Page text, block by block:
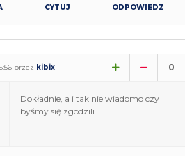
CYTUJ ODPOWIEDZ
przez kibix 0
Dokładnie, a i tak nie wiadomo czy
byśmy się zgodzili